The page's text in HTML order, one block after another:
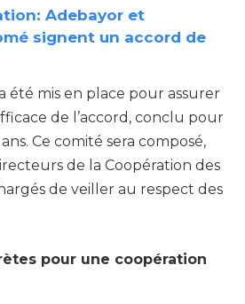
Adebayor et
signent un accord de
été mis en place pour assurer
de l’accord, conclu pour
Ce comité sera composé,
de la Coopération des
de veiller au respect des
pour une coopération